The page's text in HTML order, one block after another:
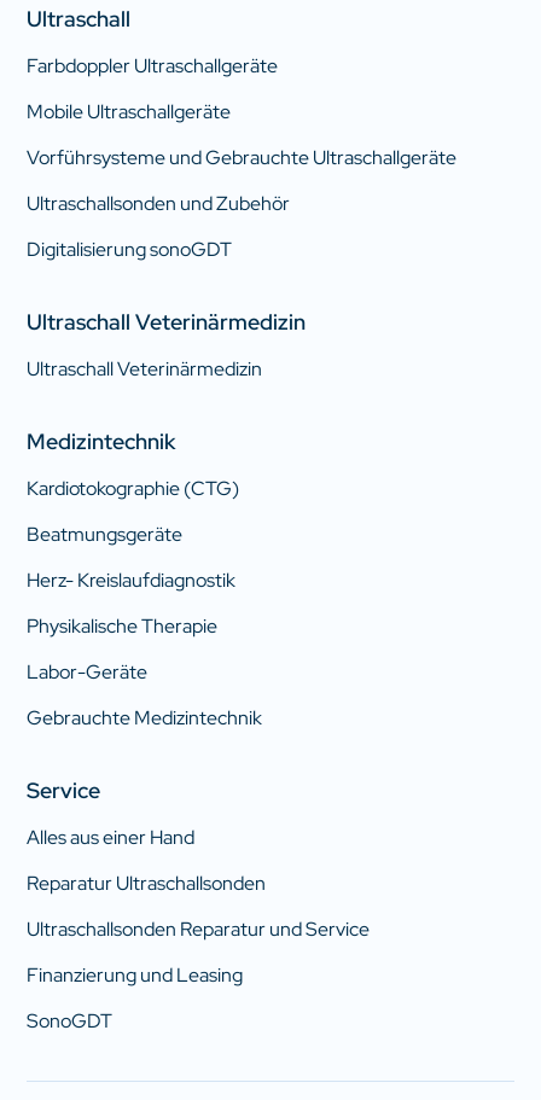
Ultraschall
Farbdoppler Ultraschallgeräte
Mobile Ultraschallgeräte
Vorführsysteme und Gebrauchte Ultraschallgeräte
Ultraschallsonden und Zubehör
Digitalisierung sonoGDT
Ultraschall Veterinärmedizin
Ultraschall Veterinärmedizin
Medizintechnik
Kardiotokographie (CTG)
Beatmungsgeräte
Herz- Kreislaufdiagnostik
Physikalische Therapie
Labor-Geräte
Gebrauchte Medizintechnik
Service
Alles aus einer Hand
Reparatur Ultraschallsonden
Ultraschallsonden Reparatur und Service
Finanzierung und Leasing
SonoGDT